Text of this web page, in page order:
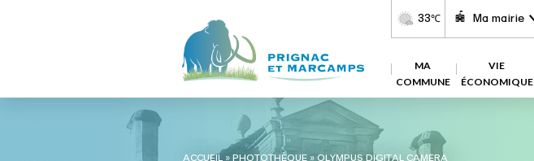
33℃ Ma mairie
MA
COMMUNE
VIE
ÉCONOMIQUE
ACCUEIL»PHOTOTHÈQUE»OLYMPUS DIGITAL CAMERA